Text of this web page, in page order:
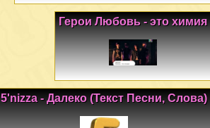
Герои Любовь - это химия
5'nizza - Далеко (Текст Песни, Слова)